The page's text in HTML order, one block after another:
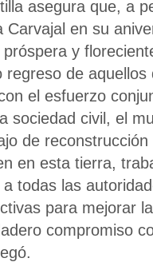
asegura que, a
Carvajal en su
y
de
el esfuerzo
sociedad civil, el
de
en esta tierra,
todas las
para mejorar
compromiso